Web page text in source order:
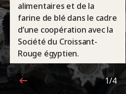
alimentaires et de la
farine de blé dans le cadre
d’une coopération avec la
Société du Croissant-
Rouge égyptien.
1sur4
1/4